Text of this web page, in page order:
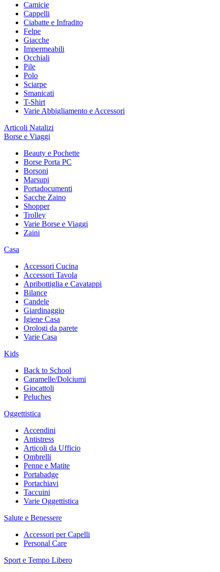
Camicie
Cappelli
Ciabatte e Infradito
Felpe
Giacche
Impermeabili
Occhiali
Pile
Polo
Sciarpe
Smanicati
T-Shirt
Varie Abbigliamento e Accessori
Articoli Natalizi
Borse e Viaggi
Beauty e Pochette
Borse Porta PC
Borsoni
Marsupi
Portadocumenti
Sacche Zaino
Shopper
Trolley
Varie Borse e Viaggi
Zaini
Casa
Accessori Cucina
Accessori Tavola
Apribottiglia e Cavatappi
Bilance
Candele
Giardinaggio
Igiene Casa
Orologi da parete
Varie Casa
Kids
Back to School
Caramelle/Dolciumi
Giocattoli
Peluches
Oggettistica
Accendini
Antistress
Articoli da Ufficio
Ombrelli
Penne e Matite
Portabadge
Portachiavi
Taccuini
Varie Oggettistica
Salute e Benessere
Accessori per Capelli
Personal Care
Sport e Tempo Libero